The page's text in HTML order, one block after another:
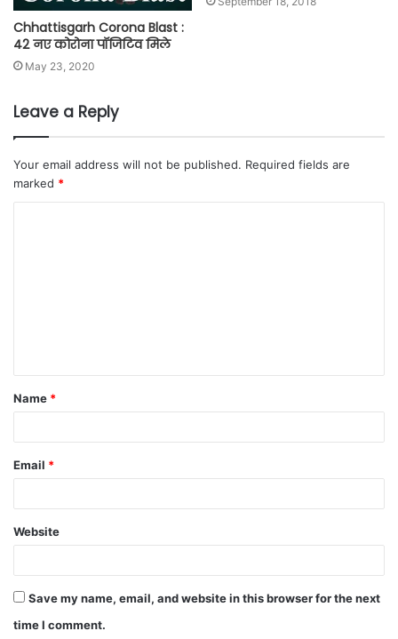
Chhattisgarh Corona Blast :
42 नए कोरोना पॉजिटिव मिले
May 23, 2020
Leave a Reply
Your email address will not be published. Required fields are
marked *
Name *
Email *
Website
Save my name, email, and website in this browser for the next
time I comment.